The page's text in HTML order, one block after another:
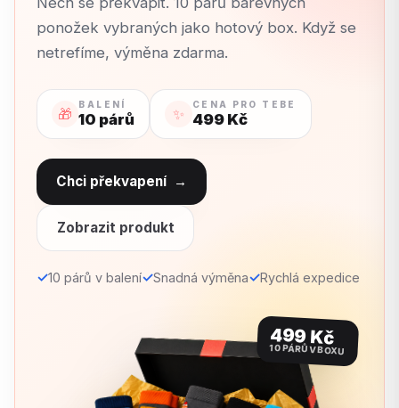
ponožek vybraných jako hotový box. Když se
netrefíme, výměna zdarma.
🎁
BALENÍ
10 párů ✨
CENA PRO TEBE
499 Kč
Chci překvapení →
Zobrazit produkt
✓10 párů v balení✓Snadná výměna✓Rychlá expedice
499 Kč
10 PÁRŮ V BOXU